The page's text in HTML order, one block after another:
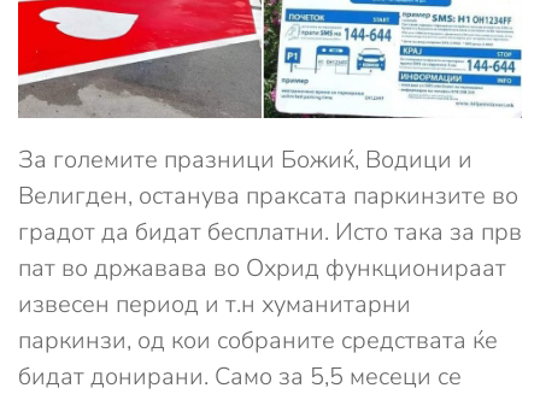
За големите празници Божиќ, Водици и
Велигден, останува праксата паркинзите во
градот да бидат бесплатни. Исто така за прв
пат во државава во Охрид функционираат
извесен период и т.н хуманитарни
паркинзи, од кои собраните средствата ќе
бидат донирани. Само за 5,5 месеци се